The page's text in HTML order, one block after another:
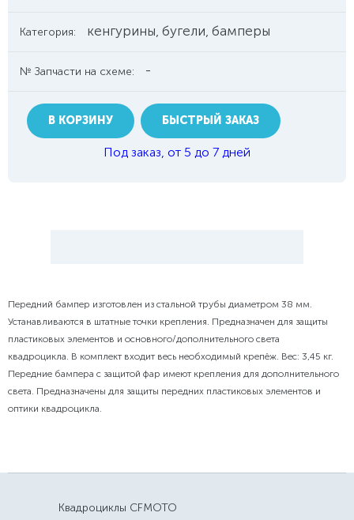
Категория: кенгурины, бугели, бамперы
№ Запчасти на схеме: -
В КОРЗИНУ БЫСТРЫЙ ЗАКАЗ
Под заказ, от 5 до 7 дней
Передний бампер изготовлен из стальной трубы диаметром 38 мм.
Устанавливаются в штатные точки крепления. Предназначен для защиты
пластиковых элементов и основного/дополнительного света
квадроцикла. В комплект входит весь необходимый крепёж. Вес: 3,45 кг.
Передние бампера с защитой фар имеют крепления для дополнительного
света. Предназначены для защиты передних пластиковых элементов и
оптики квадроцикла.
Квадроциклы CFMOTO